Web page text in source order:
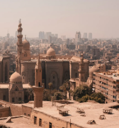
HR-Aufgaben
HR in bestehende Abläufe
für dein Team
für wachsende
Lösungen, um Teams zu
und Großunternehmen
Währungen und
Freelancer:innen